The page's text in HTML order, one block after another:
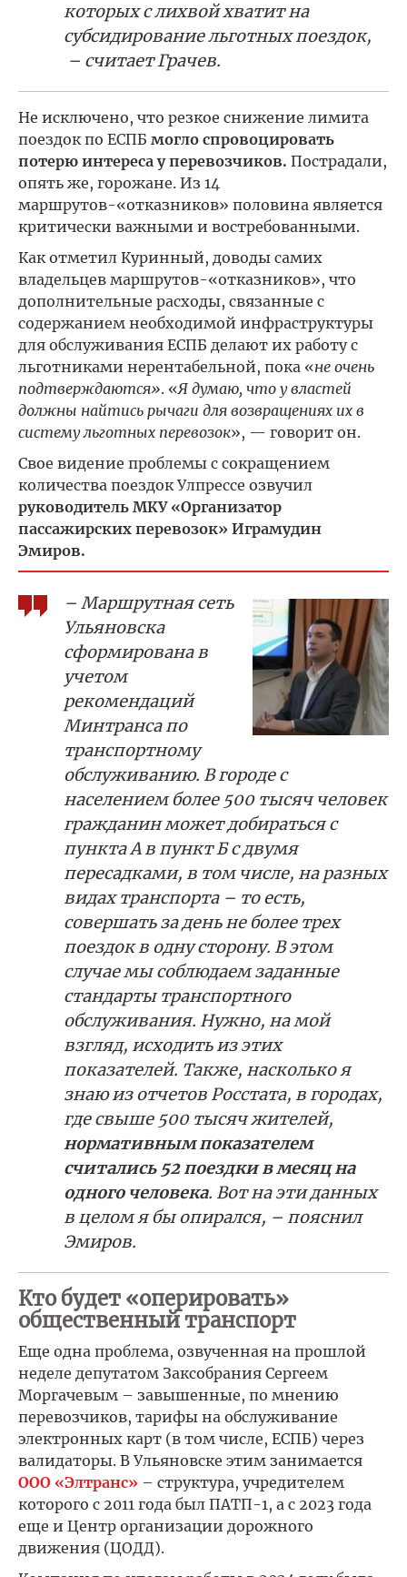
которых с лихвой хватит на
субсидирование льготных поездок,
– считает Грачев.
Не исключено, что резкое снижение лимита
поездок по ЕСПБ могло спровоцировать
потерю интереса у перевозчиков. Пострадали,
опять же, горожане. Из 14
маршрутов-«отказников» половина является
критически важными и востребованными.
Как отметил Куринный, доводы самих
владельцев маршрутов-«отказников», что
дополнительные расходы, связанные с
содержанием необходимой инфраструктуры
для обслуживания ЕСПБ делают их работу с
льготниками нерентабельной, пока «не очень
подтверждаются». «Я думаю, что у властей
должны найтись рычаги для возвращениях их в
систему льготных перевозок», — говорит он.
Свое видение проблемы с сокращением
количества поездок Улпрессе озвучил
руководитель МКУ «Организатор
пассажирских перевозок» Играмудин
Эмиров.
– Маршрутная сеть
Ульяновска
сформирована в
учетом
рекомендаций
Минтранса по
транспортному
обслуживанию. В городе с
населением более 500 тысяч человек
гражданин может добираться с
пункта А в пункт Б с двумя
пересадками, в том числе, на разных
видах транспорта – то есть,
совершать за день не более трех
поездок в одну сторону. В этом
случае мы соблюдаем заданные
стандарты транспортного
обслуживания. Нужно, на мой
взгляд, исходить из этих
показателей. Также, насколько я
знаю из отчетов Росстата, в городах,
где свыше 500 тысяч жителей,
нормативным показателем
считались 52 поездки в месяц на
одного человека. Вот на эти данных
в целом я бы опирался, – пояснил
Эмиров.
Кто будет «оперировать»
общественный транспорт
Еще одна проблема, озвученная на прошлой
неделе депутатом Заксобрания Сергеем
Моргачевым – завышенные, по мнению
перевозчиков, тарифы на обслуживание
электронных карт (в том числе, ЕСПБ) через
валидаторы. В Ульяновске этим занимается
ООО «Элтранс» – структура, учредителем
которого с 2011 года был ПАТП-1, а с 2023 года
еще и Центр организации дорожного
движения (ЦОДД).